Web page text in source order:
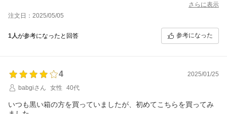
これはツルッとした飴で気に入っています。
さらに表示
注文日：2025/05/05
1人が参考になったと回答 参考になった
4
2025/01/25
babgiさん
女性 40代
いつも黒い箱の方を買っていましたが、初めてこちらを買ってみ